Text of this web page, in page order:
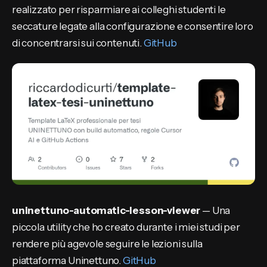
realizzato per risparmiare ai colleghi studenti le
seccature legate alla configurazione e consentire loro
di concentrarsi sui contenuti. GitHub
uninettuno-automatic-lesson-viewer — Una
piccola utility che ho creato durante i miei studi per
rendere più agevole seguire le lezioni sulla
piattaforma Uninettuno. GitHub